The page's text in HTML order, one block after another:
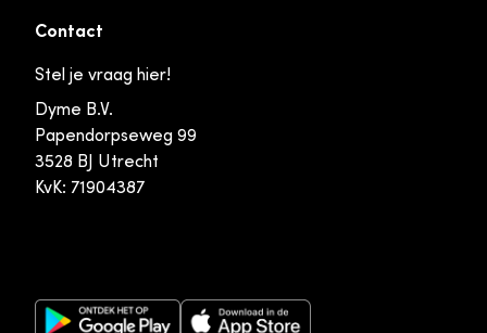
Contact
Stel je vraag hier!
Dyme B.V.
Papendorpseweg 99
3528 BJ Utrecht
KvK: 71904387
Google Play Store Apple App Store